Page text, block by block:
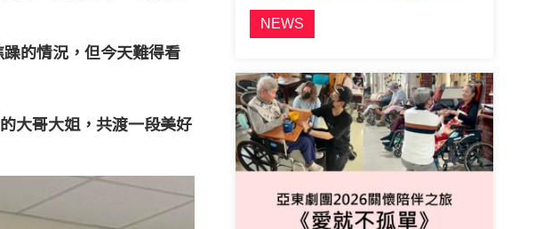
的情況，但今天難得看
大哥大姐，共渡一段美好
NEWS